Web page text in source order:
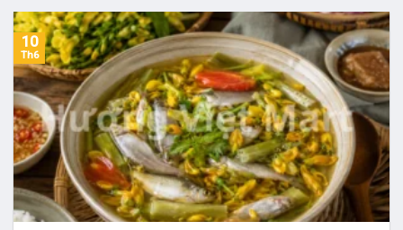
10
Th6